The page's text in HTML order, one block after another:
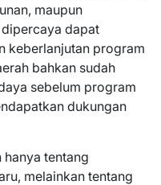
maupun
dapat
keberlanjutan program
bahkan sudah
sebelum program
dukungan
hanya tentang
melainkan tentang